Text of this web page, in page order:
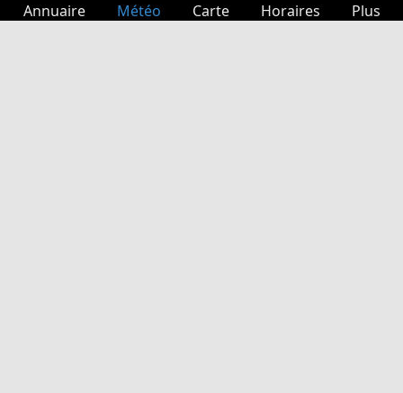
Annuaire Météo Carte Horaires Plus